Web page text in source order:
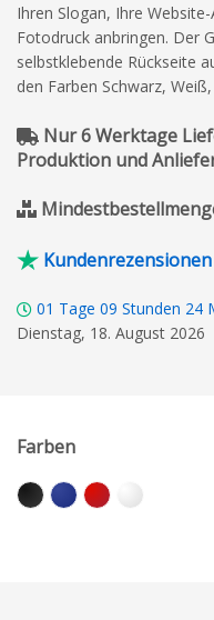
Ihren Slogan, Ihre
Fotodruck anbringen. Der
selbstklebende Rückseite
den Farben Schwarz,
Nur 6 Werktage
Produktion und
01 Tage 09 Stunden 24
Dienstag, 18. August 2026
Farben